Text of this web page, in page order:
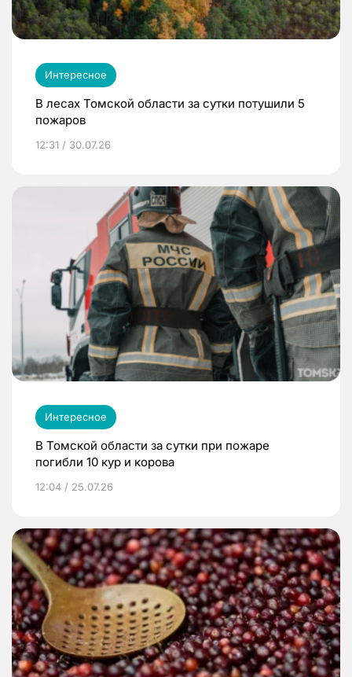
Интересное
В лесах Томской области за сутки потушили 5
пожаров
12:31 / 30.07.26
Интересное
В Томской области за сутки при пожаре
погибли 10 кур и корова
12:04 / 25.07.26